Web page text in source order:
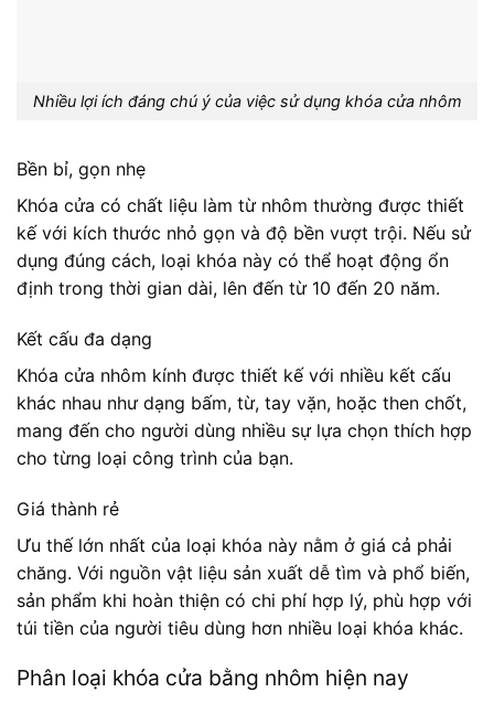
Nhiều lợi ích đáng chú ý của việc sử dụng khóa cửa nhôm
Bền bỉ, gọn nhẹ
Khóa cửa có chất liệu làm từ nhôm thường được thiết
kế với kích thước nhỏ gọn và độ bền vượt trội. Nếu sử
dụng đúng cách, loại khóa này có thể hoạt động ổn
định trong thời gian dài, lên đến từ 10 đến 20 năm.
Kết cấu đa dạng
Khóa cửa nhôm kính được thiết kế với nhiều kết cấu
khác nhau như dạng bấm, từ, tay vặn, hoặc then chốt,
mang đến cho người dùng nhiều sự lựa chọn thích hợp
cho từng loại công trình của bạn.
Giá thành rẻ
Ưu thế lớn nhất của loại khóa này nằm ở giá cả phải
chăng. Với nguồn vật liệu sản xuất dễ tìm và phổ biến,
sản phẩm khi hoàn thiện có chi phí hợp lý, phù hợp với
túi tiền của người tiêu dùng hơn nhiều loại khóa khác.
Phân loại khóa cửa bằng nhôm hiện nay